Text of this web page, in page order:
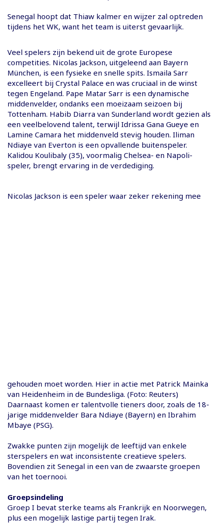
Senegal hoopt dat Thiaw kalmer en wijzer zal optreden
tijdens het WK, want het team is uiterst gevaarlijk.
Veel spelers zijn bekend uit de grote Europese
competities. Nicolas Jackson, uitgeleend aan Bayern
München, is een fysieke en snelle spits. Ismaila Sarr
excelleert bij Crystal Palace en was cruciaal in de winst
tegen Engeland. Pape Matar Sarr is een dynamische
middenvelder, ondanks een moeizaam seizoen bij
Tottenham. Habib Diarra van Sunderland wordt gezien als
een veelbelovend talent, terwijl Idrissa Gana Gueye en
Lamine Camara het middenveld stevig houden. Iliman
Ndiaye van Everton is een opvallende buitenspeler.
Kalidou Koulibaly (35), voormalig Chelsea- en Napoli-
speler, brengt ervaring in de verdediging.
Nicolas Jackson is een speler waar zeker rekening mee
gehouden moet worden. Hier in actie met Patrick Mainka
van Heidenheim in de Bundesliga. (Foto: Reuters)
Daarnaast komen er talentvolle tieners door, zoals de 18-
jarige middenvelder Bara Ndiaye (Bayern) en Ibrahim
Mbaye (PSG).
Zwakke punten zijn mogelijk de leeftijd van enkele
sterspelers en wat inconsistente creatieve spelers.
Bovendien zit Senegal in een van de zwaarste groepen
van het toernooi.
Groepsindeling
Groep I bevat sterke teams als Frankrijk en Noorwegen,
plus een mogelijk lastige partij tegen Irak.